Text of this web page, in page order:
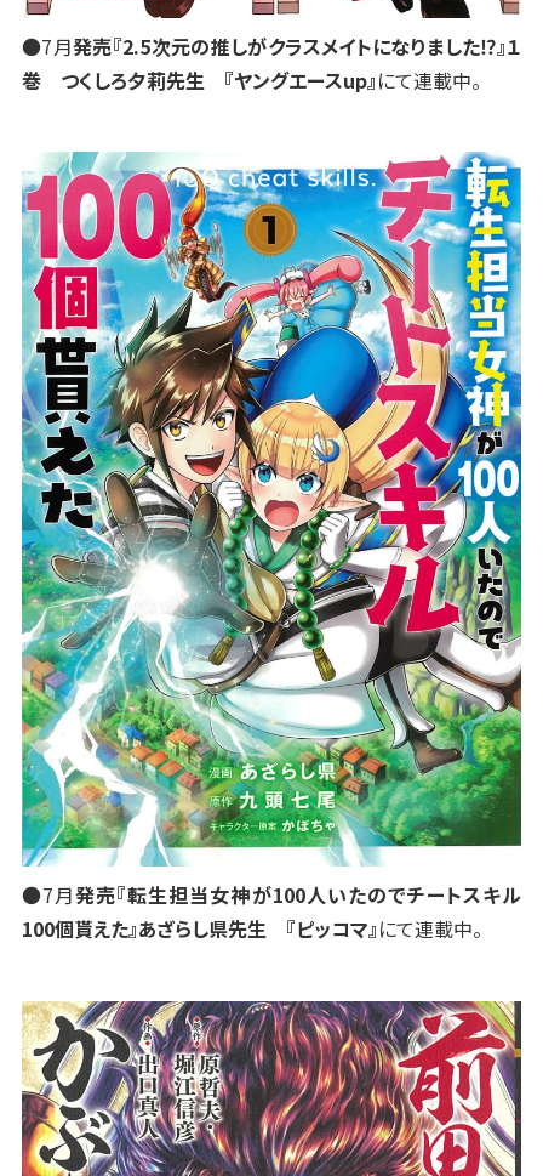
●7月発売『2.5次元の推しがクラスメイトになりました⁉』１
巻 つくしろ夕莉先生 『ヤングエースup』にて連載中。
●7月発売『転生担当女神が100人いたのでチートスキル
100個貰えた』あざらし県先生 『ピッコマ』にて連載中。